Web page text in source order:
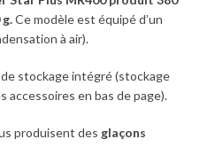
Ce modèle est équipé d’un
à air).
stockage intégré (stockage
accessoires en bas de page).
produisent des glaçons